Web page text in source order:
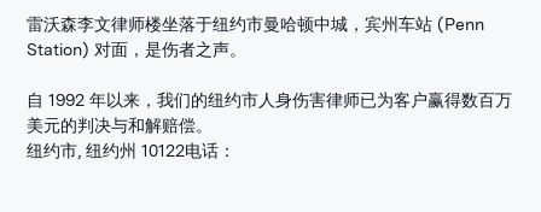
雷沃森李文律师楼坐落于纽约市曼哈顿中城，宾州车站 (Penn
Station) 对面，是伤者之声。
自 1992 年以来，我们的纽约市人身伤害律师已为客户赢得数百万
美元的判决与和解赔偿。
纽约市, 纽约州 10122电话：